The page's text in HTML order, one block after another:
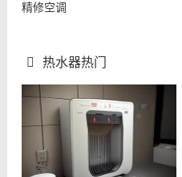
精修空调
热水器热门